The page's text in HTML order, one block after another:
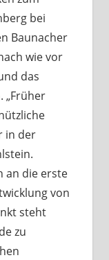
bei
Baunacher
wie vor
das
„Früher
in der
an die erste
von
steht
zu